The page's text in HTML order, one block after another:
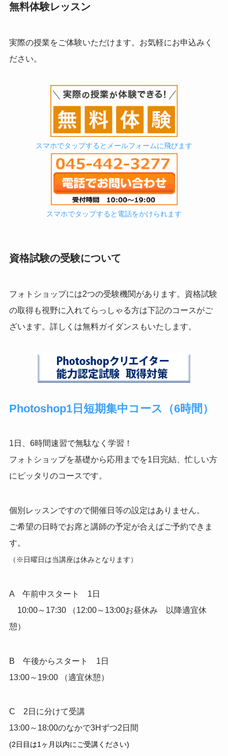
無料体験レッスン
実際の授業をご体験いただけます。お気軽にお申込みく
ださい。
スマホでタップするとメールフォームに飛びます
スマホでタップすると電話をかけられます
資格試験の受験について
フォトショップには2つの受験機関があります。資格試験
の取得も視野に入れてらっしゃる方は下記のコースがご
ざいます。 詳しくは無料ガイダンスもいたします。
Photoshop1日短期集中コース（6時間）
1日、6時間速習で無駄なく学習！
フォトショップを基礎から応用までを1日完結、忙しい方
にピッタリのコースです。
個別レッスンですので開催日等の設定はありません。
ご希望の日時でお席と講師の予定が合えばご予約できま
す。
（※日曜日は当講座は休みとなります）
A 午前中スタート 1日
10:00～17:30 （12:00～13:00お昼休み 以降適宜休
憩）
B 午後からスタート 1日
13:00～19:00 （適宜休憩）
C 2日に分けて受講
13:00～18:00のなかで3Hずつ2日間
(2日目は1ヶ月以内にご受講ください)